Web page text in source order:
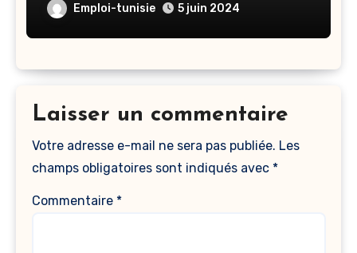
Emploi-tunisie 5 juin 2024
Laisser un commentaire
Votre adresse e-mail ne sera pas publiée. Les
champs obligatoires sont indiqués avec *
Commentaire *